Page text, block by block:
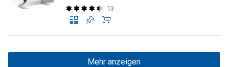
13
Mehr anzeigen